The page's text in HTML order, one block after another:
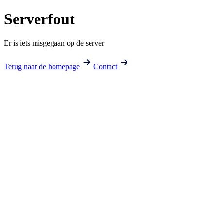
Serverfout
Er is iets misgegaan op de server
Terug naar de homepage Contact